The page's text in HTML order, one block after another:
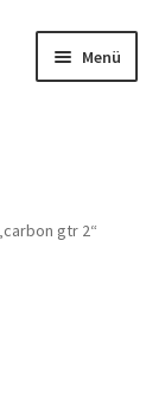
Menü
gtr 2“